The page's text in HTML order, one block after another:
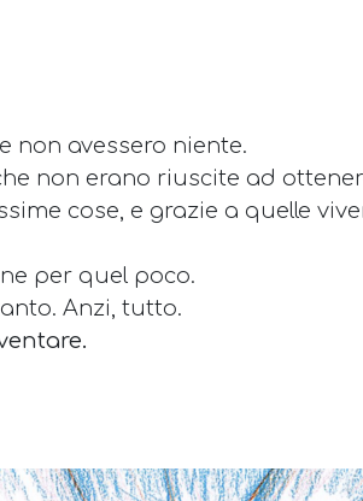
non avessero niente.
non erano riuscite ad
cose, e grazie a quelle
per quel poco.
Anzi, tutto.